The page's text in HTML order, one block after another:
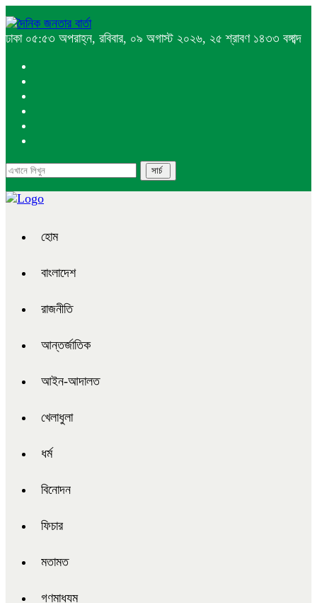
ঢাকা ০৫:৫৩ অপরাহ্ন, রবিবার, ০৯ অগাস্ট ২০২৬, ২৫ শ্রাবণ ১৪৩৩ বঙ্গাব্দ
হোম
বাংলাদেশ
রাজনীতি
আন্তর্জাতিক
আইন-আদালত
খেলাধুলা
ধর্ম
বিনোদন
ফিচার
মতামত
গণমাধ্যম